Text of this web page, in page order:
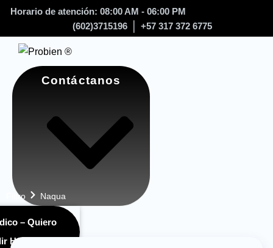
Horario de atención: 08:00 AM - 06:00 PM
(602)3715196
+57 317 372 6775
Contáctanos
– Quiero
HQS ®
Filtro Naqua